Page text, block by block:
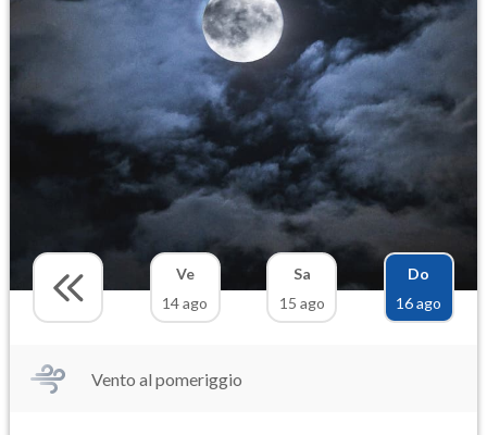
Ve
14 ago
Sa
15 ago
Do
16 ago
Vento al pomeriggio